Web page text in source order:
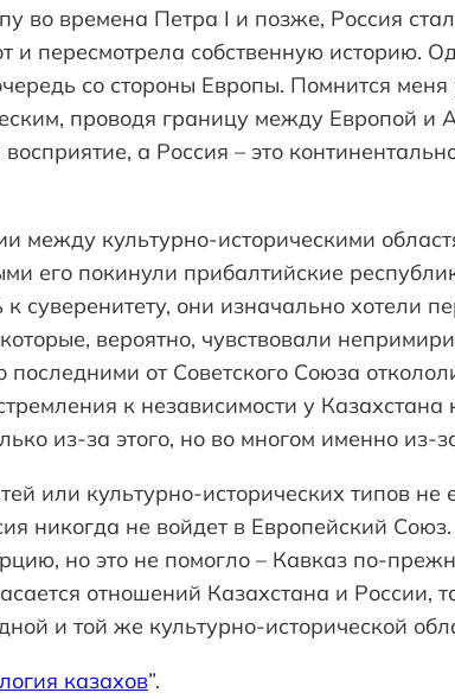
во времена Петра I и позже, Россия
и пересмотрела собственную историю.
со стороны Европы. Помнится
проводя границу между Европой и
а Россия – это
между культурно-историческими
его покинули прибалтийские
суверенитету, они изначально хотели
вероятно, чувствовали
последними от Советского Союза
к независимости у
из-за этого, но во многом именно из-
или культурно-исторических типов
никогда не войдет в Европейский
но это не помогло – Кавказ по-
отношений Казахстана и России,
и той же культурно-исторической
казахов”.